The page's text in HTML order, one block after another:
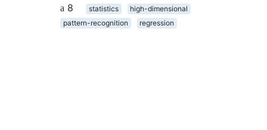
8
statistics
high-dimensional
pattern-recognition
regression